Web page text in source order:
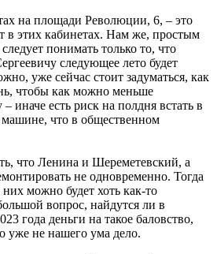
на площади Революции, 6, – это
в этих кабинетах. Нам же, простым
понимать только то, что
следующее лето будет
уже сейчас стоит задуматься, как
чтобы как можно меньше
иначе есть риск на полдня встать в
что в общественном
что Ленина и Шереметевский, а
не одновременно. Тогда
можно будет хоть как-то
вопрос, найдутся ли в
года деньги на такое баловство,
уже не нашего ума дело.